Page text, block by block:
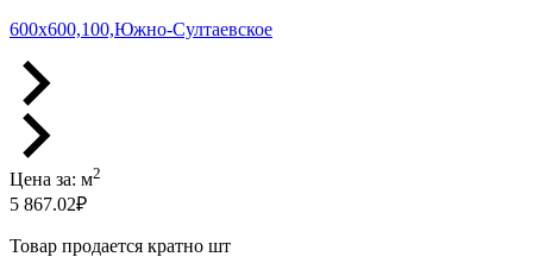
600х600,100,Южно-Султаевское
Цена за: м2
5 867.02₽
Товар продается кратно шт